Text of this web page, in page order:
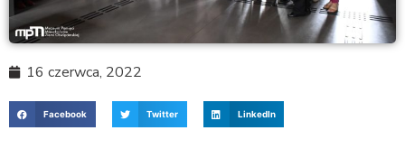
16 czerwca, 2022
Facebook Twitter LinkedIn